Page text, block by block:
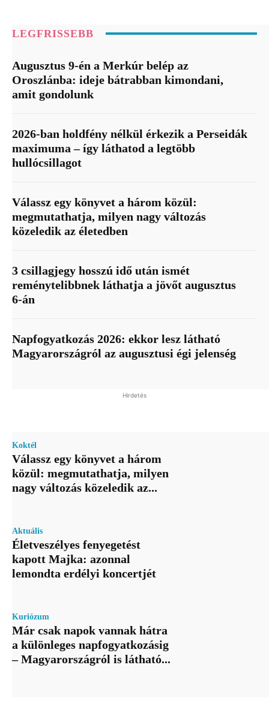
LEGFRISSEBB
Augusztus 9-én a Merkúr belép az
Oroszlánba: ideje bátrabban kimondani,
amit gondolunk
2026-ban holdfény nélkül érkezik a Perseidák
maximuma – így láthatod a legtöbb
hullócsillagot
Válassz egy könyvet a három közül:
megmutathatja, milyen nagy változás
közeledik az életedben
3 csillagjegy hosszú idő után ismét
reménytelibbnek láthatja a jövőt augusztus
6-án
Napfogyatkozás 2026: ekkor lesz látható
Magyarországról az augusztusi égi jelenség
Hirdetés
Koktél
Válassz egy könyvet a három
közül: megmutathatja, milyen
nagy változás közeledik az...
Aktuális
Életveszélyes fenyegetést
kapott Majka: azonnal
lemondta erdélyi koncertjét
Kuriózum
Már csak napok vannak hátra
a különleges napfogyatkozásig
– Magyarországról is látható...